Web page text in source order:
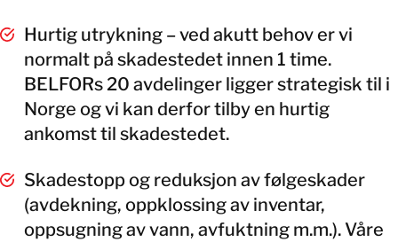
Hurtig utrykning – ved akutt behov er vi
normalt på skadestedet innen 1 time.
BELFORs 20 avdelinger ligger strategisk til i
Norge og vi kan derfor tilby en hurtig
ankomst til skadestedet.
Skadestopp og reduksjon av følgeskader
(avdekning, oppklossing av inventar,
oppsugning av vann, avfuktning m.m.). Våre